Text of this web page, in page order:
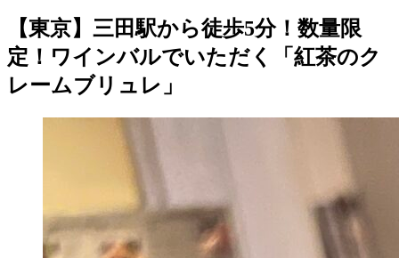
【東京】三田駅から徒歩5分！数量限
定！ワインバルでいただく「紅茶のク
レームブリュレ」